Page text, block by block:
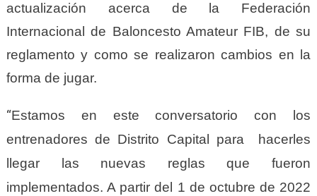
actualización acerca de la Federación
Internacional de Baloncesto Amateur FIB, de su
reglamento y como se realizaron cambios en la
forma de jugar.
“Estamos en este conversatorio con los
entrenadores de Distrito Capital para hacerles
llegar las nuevas reglas que fueron
implementados. A partir del 1 de octubre de 2022